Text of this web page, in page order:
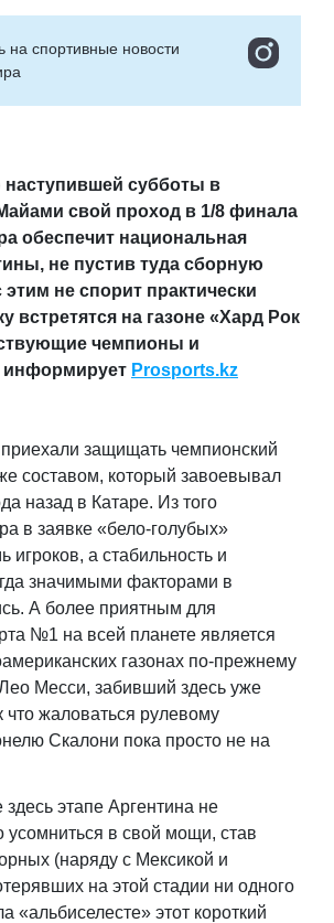
на cпортивные новости
субботы в
свой проход в 1/8 финала
обеспечит национальная
не пустив туда сборную
не спорит практически
встретятся на газоне «Хард Рок
чемпионы и
Prosports.kz
защищать чемпионский
составом, который завоевывал
назад в Катаре. Из того
в заявке «бело-голубых»
игроков, а стабильность и
значимыми факторами в
А более приятным для
№1 на всей планете является
газонах по-прежнему
Месси, забивший здесь уже
что жаловаться рулевому
Скалони пока просто не на
этапе Аргентина не
усомниться в свой мощи, став
(наряду с Мексикой и
на этой стадии ни одного
«альбиселесте» этот короткий